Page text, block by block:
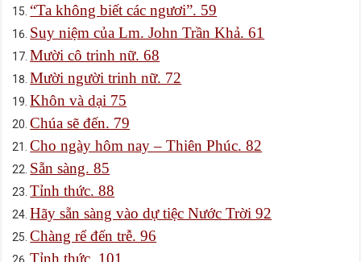
“Ta không biết các ngươi”. 59
Suy niệm của Lm. John Trần Khả. 61
Mười cô trinh nữ. 68
Mười người trinh nữ. 72
Khôn và dại 75
Chúa sẽ đến. 79
Cho ngày hôm nay – Thiên Phúc. 82
Sẵn sàng. 85
Tỉnh thức. 88
Hãy sẵn sàng vào dự tiệc Nước Trời 92
Chàng rể đến trễ. 96
Tỉnh thức. 101